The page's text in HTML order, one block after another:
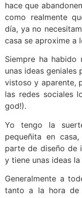
hace que
como realmente
día, ya no
casa se aproxime a
Siempre ha
unas ideas geniales
vistoso y aparente,
las redes sociales
god!).
Yo tengo la
pequeñita en
parte de diseño de
y tiene unas ideas
Generalmente a
tanto a la hora de